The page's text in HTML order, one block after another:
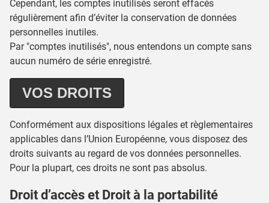
Cependant, les comptes inutilisés seront effacés
régulièrement afin d’éviter la conservation de données
personnelles inutiles.
Par "comptes inutilisés", nous entendons un compte sans
aucun numéro de série enregistré.
VOS DROITS
Conformément aux dispositions légales et règlementaires
applicables dans l’Union Européenne, vous disposez des
droits suivants au regard de vos données personnelles.
Pour la plupart, ces droits ne sont pas absolus.
Droit d’accès et Droit à la portabilité